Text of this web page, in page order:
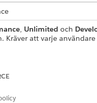
, Unlimited och
Kräver att varje